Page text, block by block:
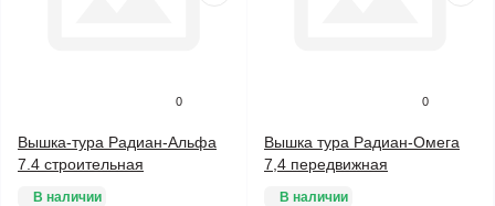
0
Вышка-тура Радиан-Альфа
7.4 строительная
В наличии
0
Вышка тура Радиан-Омега
7,4 передвижная
В наличии